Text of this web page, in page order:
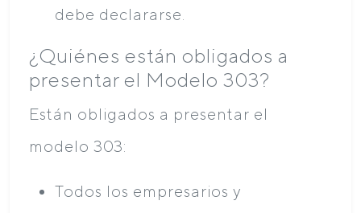
debe declararse.
¿Quiénes están obligados a
presentar el Modelo 303?
Están obligados a presentar el
modelo 303:
Todos los empresarios y